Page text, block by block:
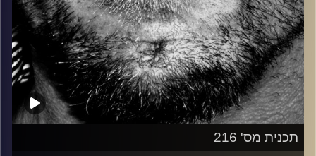
תכנית מס' 216